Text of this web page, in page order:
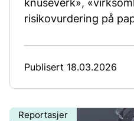
risikovurdering på
vet ikke hva
noen av sitatene fra
Publisert 18.03.2026
Reportasjer